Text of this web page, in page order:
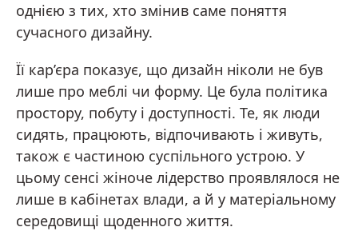
однією з тих, хто змінив саме поняття
сучасного дизайну.
Її кар’єра показує, що дизайн ніколи не був
лише про меблі чи форму. Це була політика
простору, побуту і доступності. Те, як люди
сидять, працюють, відпочивають і живуть,
також є частиною суспільного устрою. У
цьому сенсі жіноче лідерство проявлялося не
лише в кабінетах влади, а й у матеріальному
середовищі щоденного життя.